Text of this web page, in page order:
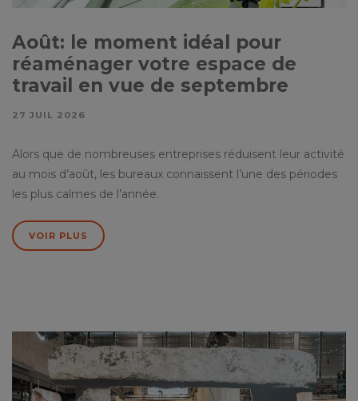
Août: le moment idéal pour
réaménager votre espace de
travail en vue de septembre
27 JUIL 2026
Alors que de nombreuses entreprises réduisent leur activité
au mois d’août, les bureaux connaissent l’une des périodes
les plus calmes de l’année.
VOIR PLUS